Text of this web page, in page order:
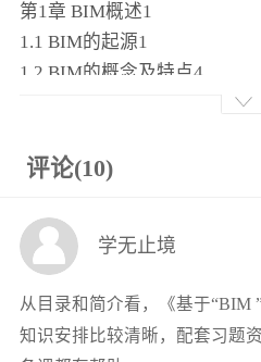
第1章 BIM概述1
1.1 BIM的起源1
1.2 BIM的概念及特点4
1.3 BIM的研究与应用现状7
1.5 BIM的应用趋势22
2.1 公共建筑运维管理概述25
2.2 运维管理的特征分析30
2.4 BIM在公共建筑运维管理
第3章 公共建筑的“BIM+”运
评论(10)
学无止境
从目录和简介看，《基于“BIM
知识安排比较清晰，配套习题